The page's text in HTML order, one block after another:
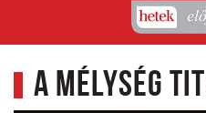
A mélység